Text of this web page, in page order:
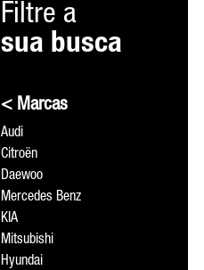
Filtre a
sua busca
< Marcas
Audi
Citroën
Daewoo
Mercedes Benz
KIA
Mitsubishi
Hyundai